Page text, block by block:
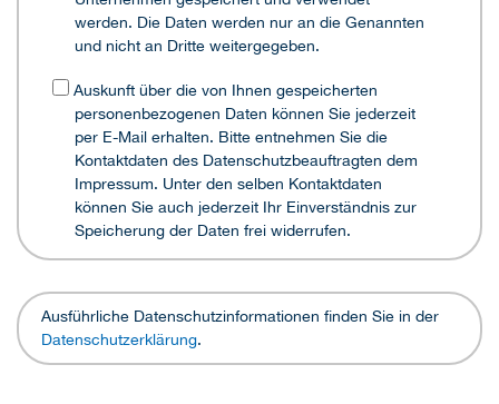
werden. Die Daten werden nur an die Genannten
und nicht an Dritte weitergegeben.
personenbezogenen Daten können Sie jederzeit
per E-Mail erhalten. Bitte entnehmen Sie die
Kontaktdaten des Datenschutzbeauftragten dem
Impressum. Unter den selben Kontaktdaten
können Sie auch jederzeit Ihr Einverständnis zur
Speicherung der Daten frei widerrufen.
Ausführliche Datenschutzinformationen finden Sie in der
Datenschutzerklärung.